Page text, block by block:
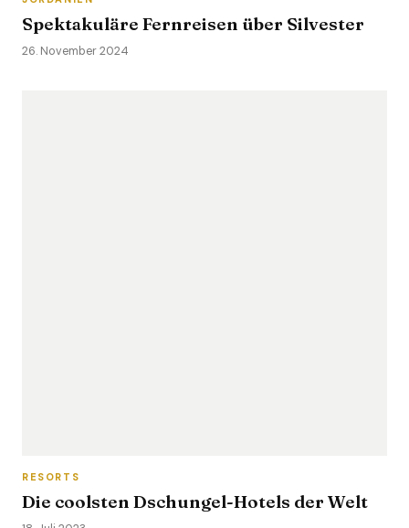
Spektakuläre Fernreisen über Silvester
26. November 2024
RESORTS
Die coolsten Dschungel-Hotels der Welt